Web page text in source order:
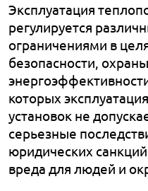
Эксплуатация
регулируется
ограничениями в
безопасности,
которых
установок не
серьезные
юридических
вреда для людей и